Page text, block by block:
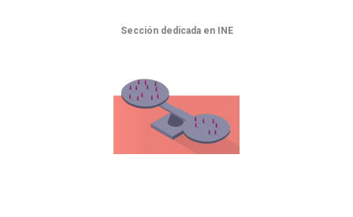
Sección dedicada en INE